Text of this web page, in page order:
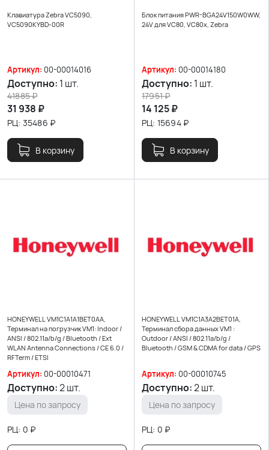
Клавиатура Zebra VC5090,
VC5090KYBD-00R
Артикул: 00-00014016
Доступно: 1 шт.
31 938 ₽
41885₽
РЦ: 35486 ₽
В корзину
Блок питания PWR-BGA24V150W0WW,
24V для VC80, VC80x, Zebra
Артикул: 00-00014180
Доступно: 1 шт.
14 125₽
17951₽
РЦ: 15694₽
В корзину
HONEYWELL VM1C1A1A1BET0AA,
Терминал на погрузчик VM1: Indoor /
ANSI / 802.11a/b/g / Bluetooth / Ext
WLAN Antenna Connections / CE 6.0 /
RFTerm / ETSI
Артикул: 00-00010471
Доступно:2 шт.
Цена по запросу
РЦ: 0 ₽
HONEYWELL VM1C1A3A2BET01A,
Терминал сбора данных VM1 :
Outdoor / ANSI / 802.11a/b/g /
Bluetooth / GSM & CDMA for data / GPS
Артикул: 00-00010745
Доступно:2 шт.
Цена по запросу
РЦ: 0 ₽